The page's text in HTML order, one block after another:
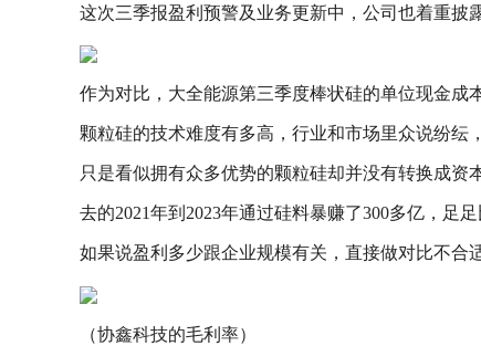
这次三季报盈利预警及业务更新中，公司也着重披
作为对比，大全能源第三季度棒状硅的单位现金成
颗粒硅的技术难度有多高，行业和市场里众说纷纭
只是看似拥有众多优势的颗粒硅却并没有转换成
去的2021年到2023年通过硅料暴赚了300多亿，足
如果说盈利多少跟企业规模有关，直接做对比不合
（协鑫科技的毛利率）